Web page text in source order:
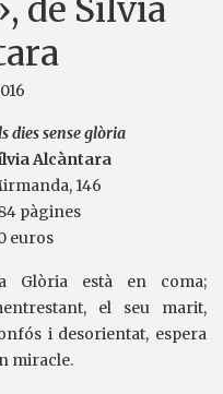
de Sílvia
dies sense glòria
Alcàntara
146
pàgines
euros
Glòria està en coma;
el seu marit,
i desorientat, espera
miracle.